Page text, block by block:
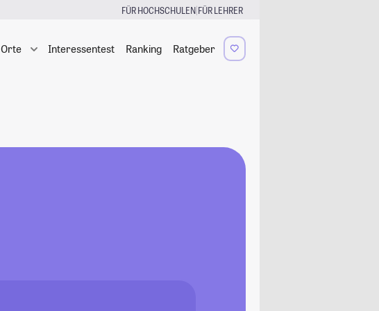
FÜR HOCHSCHULEN|FÜR LEHRER
Orte Interessentest Ranking Ratgeber